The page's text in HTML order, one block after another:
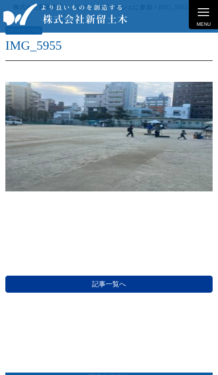
≡
MENU
株式会社新留土木 > ブログ>中洲マルシェに参加
IMG_5955
記事一覧へ